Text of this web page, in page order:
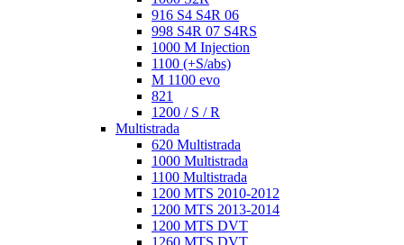
916 S4 S4R 06
998 S4R 07 S4RS
1000 M Injection
1100 (+S/abs)
M 1100 evo
821
1200 / S / R
Multistrada
620 Multistrada
1000 Multistrada
1100 Multistrada
1200 MTS 2010-2012
1200 MTS 2013-2014
1200 MTS DVT
1260 MTS DVT